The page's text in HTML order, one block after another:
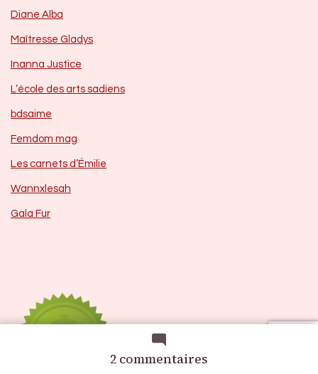
2 commentaires
Diane Alba
Maîtresse Gladys
Inanna Justice
L’école des arts sadiens
bdsaime
Femdom mag
Les carnets d’Émilie
Wannxlesah
Gala Fur